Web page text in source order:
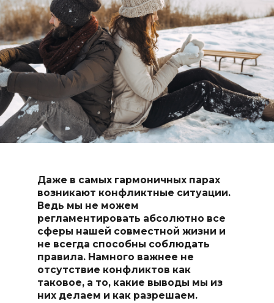
Даже в самых гармоничных парах
возникают конфликтные ситуации.
Ведь мы не можем
регламентировать абсолютно все
сферы нашей совместной жизни и
не всегда способны соблюдать
правила. Намного важнее не
отсутствие конфликтов как
таковое, а то, какие выводы мы из
них делаем и как разрешаем.